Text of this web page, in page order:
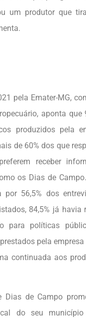
um produtor que
pela Emater-MG,
aponta
produzidos pela
de 60% dos que
receber
os Dias de
56,5% dos
84,5% já
para políticas
pela
continuada aos
de Campo
do seu